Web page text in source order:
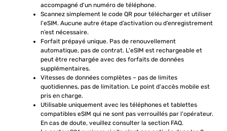
accompagné d'un numéro de téléphone.
Scannez simplement le code QR pour télécharger et utiliser
l'eSIM. Aucune autre étape d’activation ou d’enregistrement
n’est nécessaire.
Forfait prépayé unique. Pas de renouvellement
automatique, pas de contrat. L'eSIM est rechargeable et
peut être rechargée avec des forfaits de données
supplémentaires.
Vitesses de données complètes – pas de limites
quotidiennes, pas de limitation. Le point d'accès mobile est
pris en charge.
Utilisable uniquement avec les téléphones et tablettes
compatibles eSIM qui ne sont pas verrouillés par l'opérateur.
En cas de doute, veuillez consulter la section FAQ.